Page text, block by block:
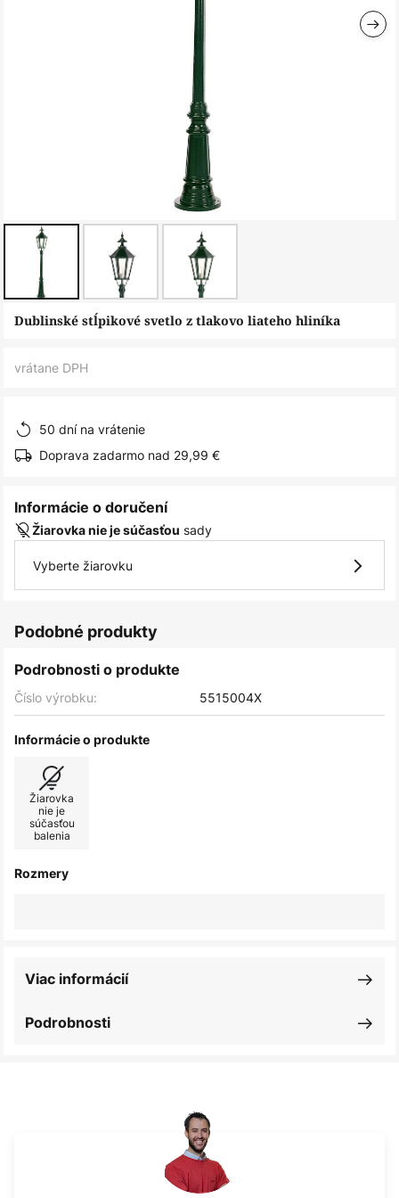
Preskočiť
Dublinské stĺpikové svetlo z tlakovo liateho hliníka
vrátane DPH
50 dní na vrátenie
Doprava zadarmo nad 29,99 €
Informácie o doručení
Žiarovka nie je súčasťou sady
Vyberte žiarovku
Podobné produkty
Podrobnosti o produkte
Číslo výrobku: 5515004X
Informácie o produkte
Žiarovka
nie je
súčasťou
balenia
Rozmery
Podrobnosti
Viac informácií